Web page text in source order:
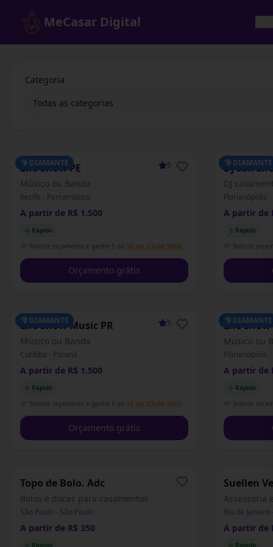
MeCasar Digital
Categoria
Todas as categorias
💎DIAMANTE
Life Show PE 5.0(1)
Músico ou Banda
Recife - Pernambuco
A partir de R$ 1.500
Rápido
💎 Solicite orçamento e ganhe 5 ou 10 pts (Clube Wed)
Orçamento grátis
💎DIAMANTE
Dj Sax Life
DJ
Florianópolis
A partir de
Rápido
💎 Solicite
💎DIAMANTE
Life Show Music PR 5.0(1)
Músico ou Banda
Curitiba - Paraná
A partir de R$ 1.500
Rápido
💎 Solicite orçamento e ganhe 5 ou 10 pts (Clube Wed)
Orçamento grátis
💎DIAMANTE
Life Show
Músico ou
Florianópolis -
A partir de
Rápido
💎 Solicite
Topo de Bolo. Adc
Bolos e doces para casamentos
São Paulo - São Paulo
A partir de R$ 350
Rápido
Suellen
Eventos
Assessoria
Rio de Janeiro
A partir de
Rápido